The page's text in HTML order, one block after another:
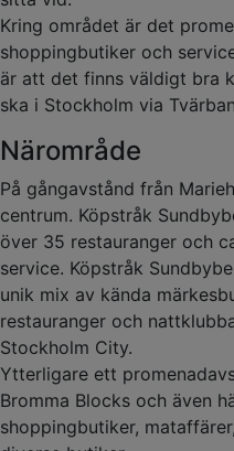
Kring området är det
shoppingbutiker och
är att det finns väldigt bra
ska i Stockholm via
Närområde
På gångavstånd från
centrum. Köpstråk
över 35 restauranger och
service. Köpstråk
unik mix av kända
restauranger och
Stockholm City.
Ytterligare ett
Bromma Blocks och även
shoppingbutiker,